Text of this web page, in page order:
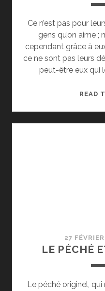
Ce n’est pas pour
gens qu’on aime
cependant grâce à
ce ne sont pas leurs
peut-être eux qui
READ
27
LE PÉCHÉ
Le péché originel, qui